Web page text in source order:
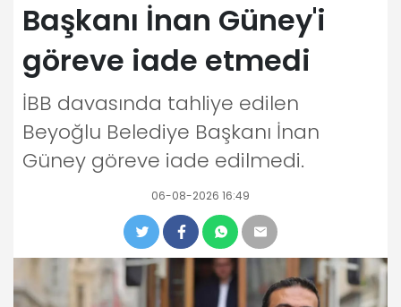
Başkanı İnan Güney'i
göreve iade etmedi
İBB davasında tahliye edilen
Beyoğlu Belediye Başkanı İnan
Güney göreve iade edilmedi.
06-08-2026 16:49